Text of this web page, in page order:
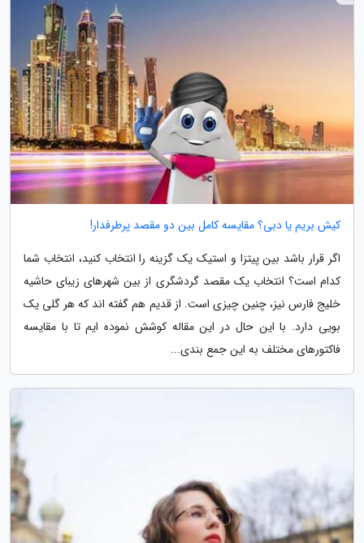
کیش بریم یا دبی؟ مقایسه کامل بین دو مقصد پرطرفدار!
اگر قرار باشد بین پیتزا و استیک یک گزینه را انتخاب کنید، انتخاب شما
کدام است؟ انتخاب یک مقصد گردشگری از بین شهرهای زیبای حاشیه
خلیج فارس نیز، چنین چیزی است. از قدیم هم گفته اند که هر گلی یک
بویی دارد. با این حال در این مقاله کوشش نموده ایم تا با مقایسه
فاکتورهای مختلف به این جمع بندی...